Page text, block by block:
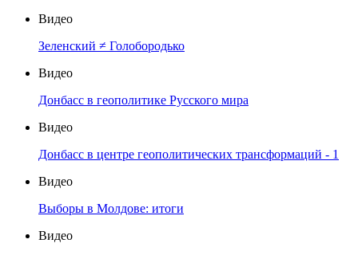
Видео
Зеленский ≠ Голобородько
Видео
Донбасс в геополитике Русского мира
Видео
Донбасс в центре геополитических трансформаций - 1
Видео
Выборы в Молдове: итоги
Видео